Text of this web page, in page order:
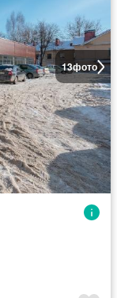
13фото